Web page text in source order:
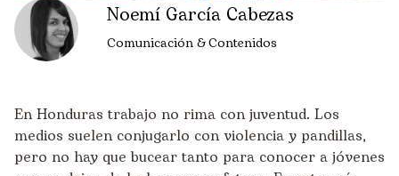
Noemí García Cabezas
Comunicación & Contenidos
En Honduras trabajo no rima con juventud. Los
medios suelen conjugarlo con violencia y pandillas,
pero no hay que bucear tanto para conocer a jóvenes